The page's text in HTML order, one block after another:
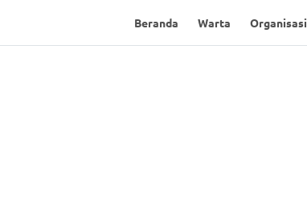
Beranda Warta Organisasi